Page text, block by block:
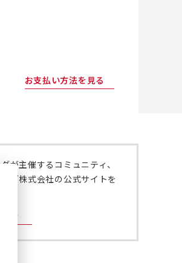
お支払い方法を見る
が主催するコミュニティ、
グ株式会社の公式サイトを
ト